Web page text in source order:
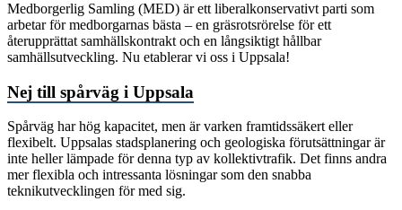
Medborgerlig Samling (MED) är ett liberalkonservativt parti som
arbetar för medborgarnas bästa – en gräsrotsrörelse för ett
återupprättat samhällskontrakt och en långsiktigt hållbar
samhällsutveckling. Nu etablerar vi oss i Uppsala!
Nej till spårväg i Uppsala
Spårväg har hög kapacitet, men är varken framtidssäkert eller
flexibelt. Uppsalas stadsplanering och geologiska förutsättningar är
inte heller lämpade för denna typ av kollektivtrafik. Det finns andra
mer flexibla och intressanta lösningar som den snabba
teknikutvecklingen för med sig.